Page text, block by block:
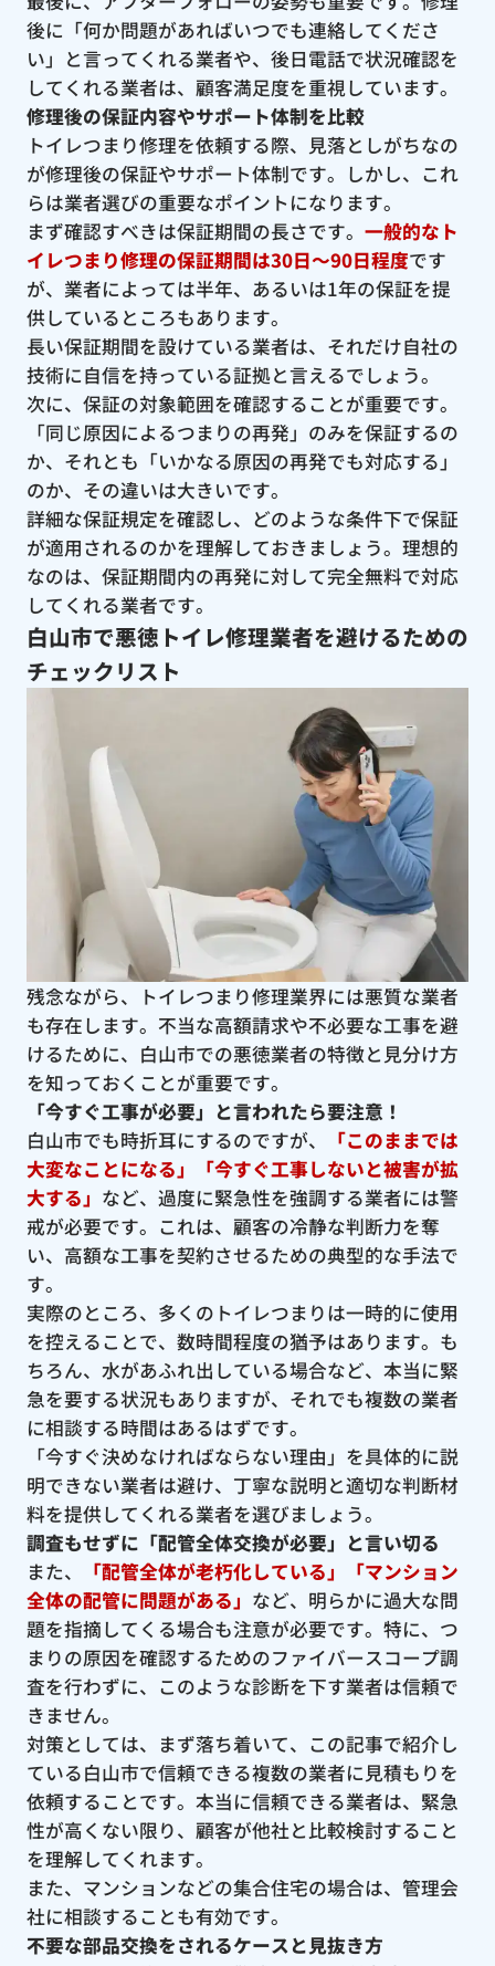
後に「何か問題があればいつでも連絡してくださ
い」と言ってくれる業者や、後日電話で状況確認を
してくれる業者は、顧客満足度を重視しています。
修理後の保証内容やサポート体制を比較
トイレつまり修理を依頼する際、見落としがちなの
が修理後の保証やサポート体制です。しかし、これ
らは業者選びの重要なポイントになります。
まず確認すべきは保証期間の長さです。 一般的なト
イレつまり修理の保証期間は30日〜90日程度です
が、業者によっては半年、あるいは1年の保証を提
供しているところもあります。
長い保証期間を設けている業者は、それだけ自社の
技術に自信を持っている証拠と言えるでしょう。
次に、保証の対象範囲を確認することが重要です。
「同じ原因によるつまりの再発」のみを保証するの
か、それとも「いかなる原因の再発でも対応する」
のか、その違いは大きいです。
詳細な保証規定を確認し、どのような条件下で保証
が適用されるのかを理解しておきましょう。理想的
なのは、保証期間内の再発に対して完全無料で対応
してくれる業者です。
白山市で悪徳トイレ修理業者を避けるための
チェックリスト
残念ながら、トイレつまり修理業界には悪質な業者
も存在します。不当な高額請求や不必要な工事を避
けるために、白山市での悪徳業者の特徴と見分け方
を知っておくことが重要です。
「今すぐ工事が必要」と言われたら要注意！
白山市でも時折耳にするのですが、
「このままでは
大変なことになる」「今すぐ工事しないと被害が拡
大する」 など、過度に緊急性を強調する業者には警
戒が必要です。これは、顧客の冷静な判断力を奪
い、高額な工事を契約させるための典型的な手法で
す。
実際のところ、多くのトイレつまりは一時的に使用
を控えることで、数時間程度の猶予はあります。も
ちろん、水があふれ出している場合など、本当に緊
急を要する状況もありますが、それでも複数の業者
に相談する時間はあるはずです。
「今すぐ決めなければならない理由」を具体的に説
明できない業者は避け、丁寧な説明と適切な判断材
料を提供してくれる業者を選びましょう。
調査もせずに「配管全体交換が必要」と言い切る
また、
「配管全体が老朽化している」「マンション
全体の配管に問題がある」 など、明らかに過大な問
題を指摘してくる場合も注意が必要です。特に、つ
まりの原因を確認するためのファイバースコープ調
査を行わずに、このような診断を下す業者は信頼で
きません。
対策としては、まず落ち着いて、この記事で紹介し
ている白山市で信頼できる複数の業者に見積もりを
依頼することです。本当に信頼できる業者は、緊急
性が高くない限り、顧客が他社と比較検討すること
を理解してくれます。
また、マンションなどの集合住宅の場合は、管理会
社に相談することも有効です。
不要な部品交換をされるケースと見抜き方